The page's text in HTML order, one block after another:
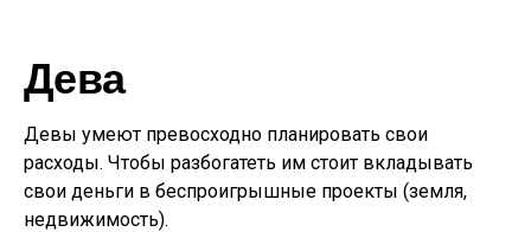
Дева
Девы умеют превосходно планировать свои
расходы. Чтобы разбогатеть им стоит вкладывать
свои деньги в беспроигрышные проекты (земля,
недвижимость).